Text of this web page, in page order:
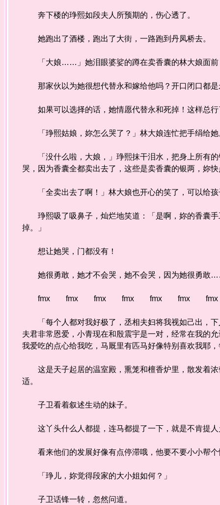
奔下楼的琤熙如段夫人所预期的，伤心透了。
她跑出了酒楼，跑出了大街，一路跑到丹凤桥去。
「大娘……」她泪眼婆娑的蹲在卖香囊的林大娘面前
那家伙以为她很想代替永和嫁给他吗？开口闭口都是
如果可以选择的话，她情愿代替永和死掉！这样总行
「琤熙姑娘，妳怎么哭了？」林大娘连忙把手绢给她
「没什么啦，大娘，」琤熙抹干泪水，把身上所有的
哭，因为香囊全都卖出去了，这些是卖香囊的银两，妳
「全卖出去了啊！」林大娘也开心的笑了，可以给孩
琤熙吸了吸鼻子，灿烂地笑道：「是啊，妳的香囊手
掉。」
想让她哭，门都没有！
她很勇敢，她才不会哭，她不会哭，因为她很勇敢
fmx fmx fmx fmx fmx fmx
「每个人都对我好极了，丞相夫妇将我视如己出，下
夫君非常恩爱，小青现在和殷震宇是一对，经常在我的
我爱吃的点心给我吃，马厩里有匹马好像特别喜欢我耶
这是天子起居的温室殿，熏笼和檀香炉里，散发着浓
适。
子卫看着叙述生动的妹子。
这丫头什么人都提，连马都提了一下，就是不肯提人
看来他们的发展好像有点停滞哦，他要不要小小帮个
「琤儿，妳觉得段家的大小姐如何？」
子卫话锋一转，忽然问道。